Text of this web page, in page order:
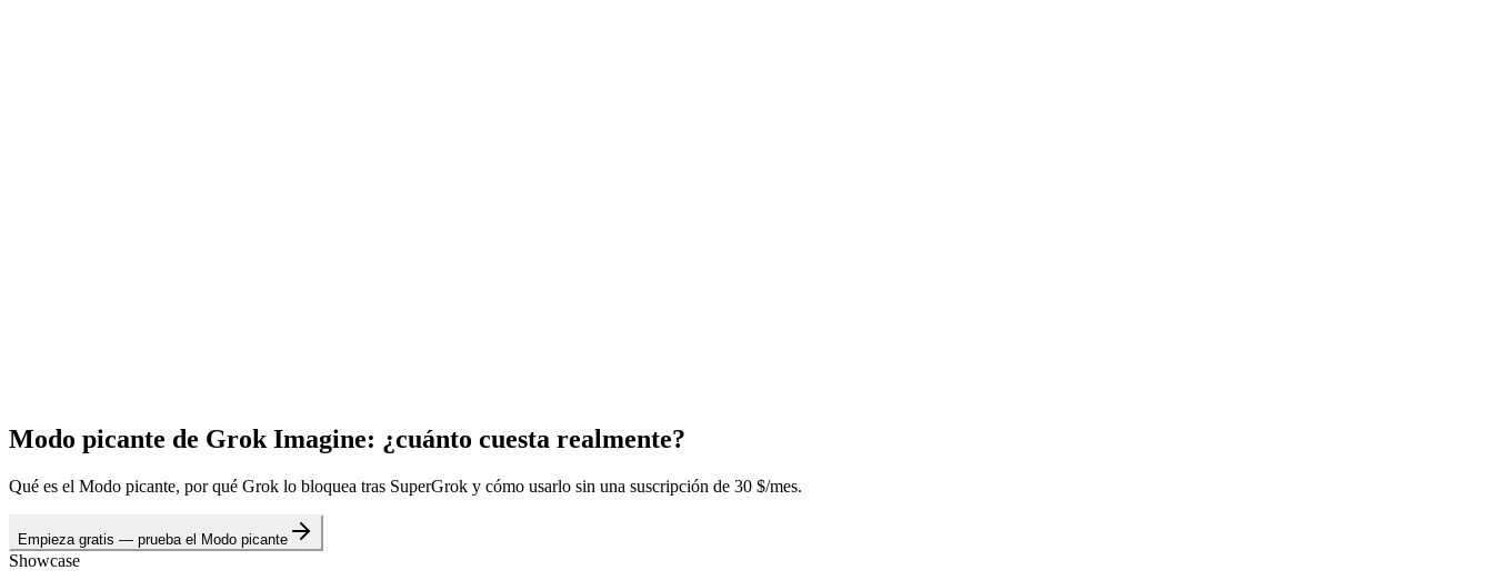
Modo picante de Grok Imagine: ¿cuánto cuesta realmente?
Qué es el Modo picante, por qué Grok lo bloquea tras SuperGrok y cómo usarlo sin una suscripción de 30 $/mes.
Empieza gratis — prueba el Modo picante
Showcase